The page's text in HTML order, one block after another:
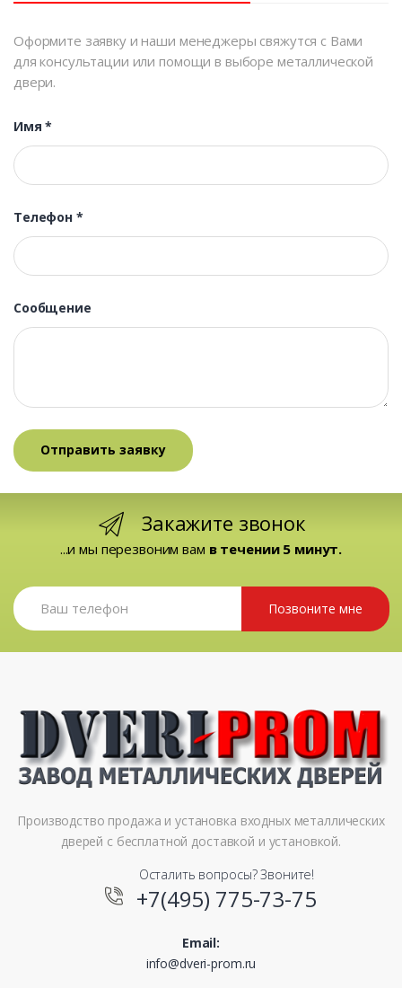
Оформите заявку и наши менеджеры свяжутся с Вами
для консультации или помощи в выборе металлической
двери.
Имя*
Телефон *
Сообщение
Закажите звонок
...и мы перезвоним вам в течении 5 минут.
Позвоните мне
Производство продажа и установка входных металлических
дверей с бесплатной доставкой и установкой.
Осталить вопросы? Звоните!
+7(495) 775-73-75
Email:
info@dveri-prom.ru